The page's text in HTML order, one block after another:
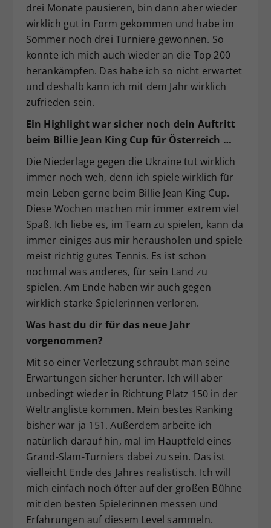
drei Monate pausieren, bin dann aber wieder
wirklich gut in Form gekommen und habe im
Sommer noch drei Turniere gewonnen. So
konnte ich mich auch wieder an die Top 200
herankämpfen. Das habe ich so nicht erwartet
und deshalb kann ich mit dem Jahr wirklich
zufrieden sein.
Ein Highlight war sicher noch dein Auftritt
beim Billie Jean King Cup für Österreich …
Die Niederlage gegen die Ukraine tut wirklich
immer noch weh, denn ich spiele wirklich für
mein Leben gerne beim Billie Jean King Cup.
Diese Wochen machen mir immer extrem viel
Spaß. Ich liebe es, im Team zu spielen, kann da
immer einiges aus mir herausholen und spiele
meist richtig gutes Tennis. Es ist schon
nochmal was anderes, für sein Land zu
spielen. Am Ende haben wir auch gegen
wirklich starke Spielerinnen verloren.
Was hast du dir für das neue Jahr
vorgenommen?
Mit so einer Verletzung schraubt man seine
Erwartungen sicher herunter. Ich will aber
unbedingt wieder in Richtung Platz 150 in der
Weltrangliste kommen. Mein bestes Ranking
bisher war ja 151. Außerdem arbeite ich
natürlich darauf hin, mal im Hauptfeld eines
Grand-Slam-Turniers dabei zu sein. Das ist
vielleicht Ende des Jahres realistisch. Ich will
mich einfach noch öfter auf der großen Bühne
mit den besten Spielerinnen messen und
Erfahrungen auf diesem Level sammeln.